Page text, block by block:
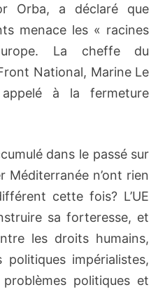
Orba, a déclaré que
menace les « racines
La cheffe du
National, Marine Le
à la fermeture
dans le passé sur
Méditerranée n’ont rien
cette fois? L’UE
sa forteresse, et
les droits humains,
impérialistes,
politiques et